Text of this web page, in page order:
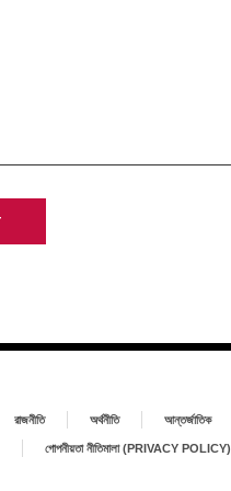
রাজনীতি অর্থনীতি আন্তর্জাতিক
গোপনীয়তা নীতিমালা (PRIVACY POLICY)